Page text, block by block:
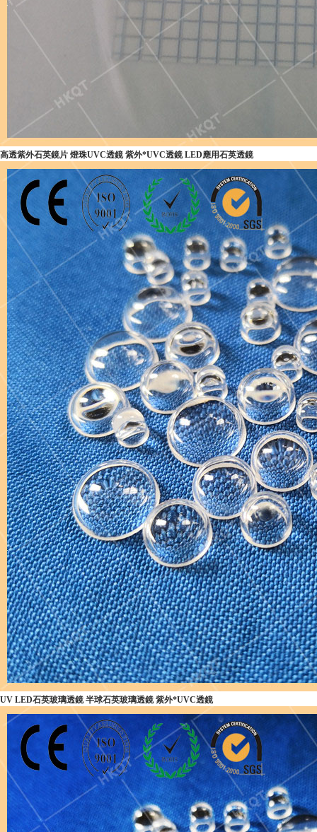
高透紫外石英鏡片 燈珠UVC透鏡 紫外*UVC透鏡 LED應用石英透鏡
UV LED石英玻璃透鏡 半球石英玻璃透鏡 紫外*UVC透鏡